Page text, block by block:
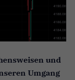
und
Umgang